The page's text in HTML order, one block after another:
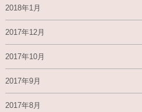
2018年1月
2017年12月
2017年10月
2017年9月
2017年8月